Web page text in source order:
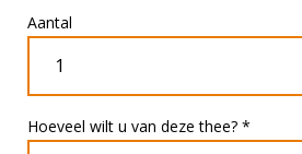
Aantal
Hoeveel wilt u van deze thee? *